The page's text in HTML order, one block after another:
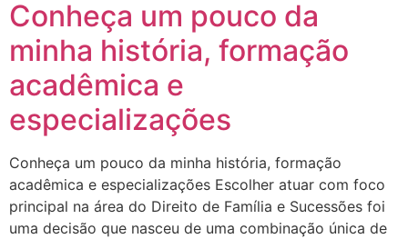
Conheça um pouco da
minha história, formação
acadêmica e
especializações
Conheça um pouco da minha história, formação
acadêmica e especializações Escolher atuar com foco
principal na área do Direito de Família e Sucessões foi
uma decisão que nasceu de uma combinação única de